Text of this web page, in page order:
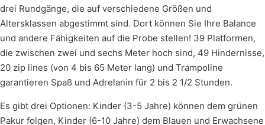
drei Rundgänge, die auf verschiedene Größen und
Altersklassen abgestimmt sind. Dort können Sie Ihre Balance
und andere Fähigkeiten auf die Probe stellen! 39 Platformen,
die zwischen zwei und sechs Meter hoch sind, 49 Hindernisse,
20 zip lines (von 4 bis 65 Meter lang) und Trampoline
garantieren Spaß und Adrelanin für 2 bis 2 1/2 Stunden.
Es gibt drei Optionen: Kinder (3-5 Jahre) können dem grünen
Pakur folgen, Kinder (6-10 Jahre) dem Blauen und Erwachsene